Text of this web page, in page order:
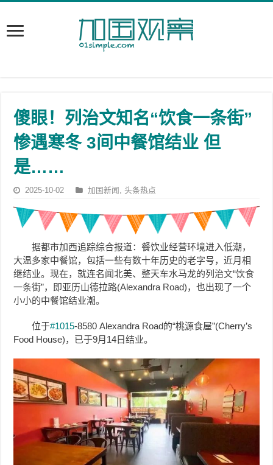
傻眼！列治文知名“饮食一条街”
惨遇寒冬 3间中餐馆结业 但
是……
2025-10-02 加国新闻 ,头条热点
据都市加西追踪综合报道：餐饮业经营环境进入低潮，
大温多家中餐馆，包括一些有数十年历史的老字号，近月相
继结业。现在，就连名闻北美、整天车水马龙的列治文“饮食
一条街”，即亚历山德拉路(Alexandra Road)，也出现了一个
小小的中餐馆结业潮。
位于#1015-8580 Alexandra Road的“桃源食屋”(Cherry’s
Food House)，已于9月14日结业。